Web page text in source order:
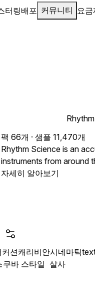
터링배포 커뮤니티 요금
팩 66개 · 샘플 11,470개
Rhythm Science is an
instruments from around
curated by RhythmKid, a
Pusha T, Lil Wayne,
word album, Rhythm
diverse conglomerate of
자세히 알아보기
션캐리비안시네마틱
쿠바 스타일 살사